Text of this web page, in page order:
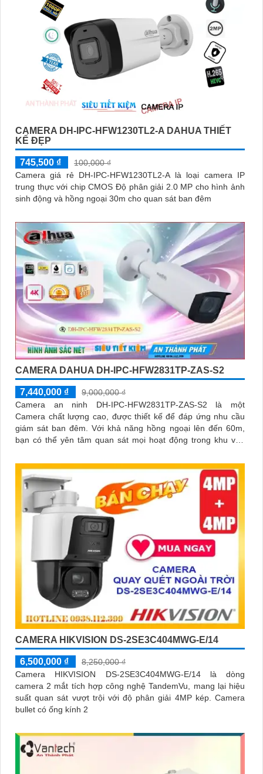
CAMERA DH-IPC-HFW1230TL2-A DAHUA THIẾT
KẾ ĐẸP
745,500 ₫
100,000 ₫
Camera giá rẻ DH-IPC-HFW1230TL2-A là loại camera IP
trung thực với chip CMOS Độ phân giải 2.0 MP cho hình ảnh
sinh động và hồng ngoại 30m cho quan sát ban đêm
CAMERA DAHUA DH-IPC-HFW2831TP-ZAS-S2
7,440,000 ₫
9,000,000 ₫
Camera an ninh DH-IPC-HFW2831TP-ZAS-S2 là một
Camera chất lượng cao, được thiết kế để đáp ứng nhu cầu
giám sát ban đêm. Với khả năng hồng ngoại lên đến 60m,
bạn có thể yên tâm quan sát mọi hoạt động trong khu vực
CAMERA HIKVISION DS-2SE3C404MWG-E/14
6,500,000 ₫
8,250,000 ₫
Camera HIKVISION DS-2SE3C404MWG-E/14 là dòng
camera 2 mắt tích hợp công nghệ TandemVu, mang lại hiệu
suất quan sát vượt trội với độ phân giải 4MP kép. Camera
bullet có ống kính 2